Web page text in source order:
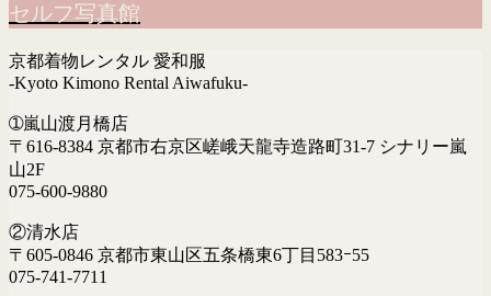
セルフ写真館
京都着物レンタル 愛和服
-Kyoto Kimono Rental Aiwafuku-
➀嵐山渡月橋店
〒616-8384 京都市右京区嵯峨天龍寺造路町31-7 シナリー嵐
山2F
075-600-9880
②清水店
〒605-0846 京都市東山区五条橋東6丁目583ｰ55
075-741-7711